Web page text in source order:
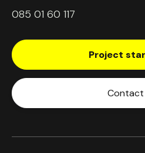
085 01 60 117
Project
Contact